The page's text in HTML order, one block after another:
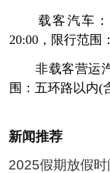
载客汽车：限
20:00，限行范围
非载客营运汽
围：五环路以内(
新闻推荐
2025假期放假